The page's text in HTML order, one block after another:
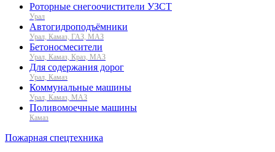
Роторные снегоочистители УЗСТ
Урал
Автогидроподъёмники
Урал, Камаз, ГАЗ, МАЗ
Бетоносмесители
Урал, Камаз, Краз, МАЗ
Для содержания дорог
Урал, Камаз
Коммунальные машины
Урал, Камаз, МАЗ
Поливомоечные машины
Камаз
Пожарная спецтехника